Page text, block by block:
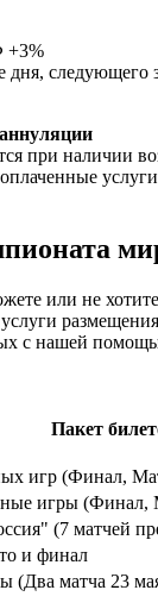
+3%
дня, следующего
при наличии
или не
с нашей
Пакет
игр (Финал,
игры (Финал,
(7 матчей
и финал
(Два матча 23